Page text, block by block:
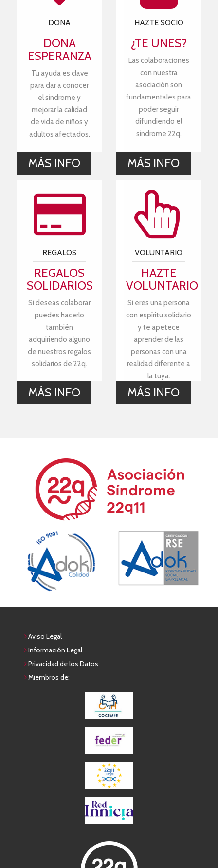
DONA
DONA
ESPERANZA
Tu ayuda es clave
para dar a conocer
el síndrome y
mejorar la calidad
de vida de niños y
adultos afectados.
MÁS INFO
HAZTE SOCIO
¿TE UNES?
Las colaboraciones
con nuestra
asociación son
fundamentales para
poder seguir
difundiendo el
síndrome 22q.
MÁS INFO
REGALOS
REGALOS
SOLIDARIOS
Si deseas colaborar
puedes hacerlo
también
adquiriendo alguno
de nuestros regalos
solidarios de 22q.
MÁS INFO
VOLUNTARIO
HAZTE
VOLUNTARIO
Si eres una persona
con espíritu solidario
y te apetece
aprender de las
personas con una
realidad diferente a
la tuya.
MÁS INFO
Aviso Legal
Información Legal
Privacidad de los Datos
Miembros de: